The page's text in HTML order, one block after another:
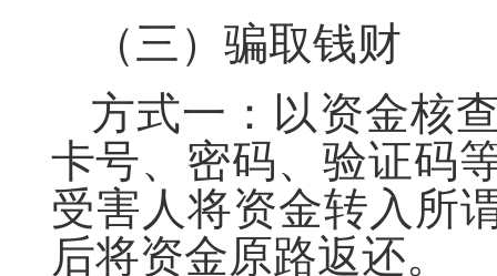
（三）骗取钱财
方式一 ：以资金核
卡号、密码、验证码
受害人将资金转入所
后将资金原路返还。